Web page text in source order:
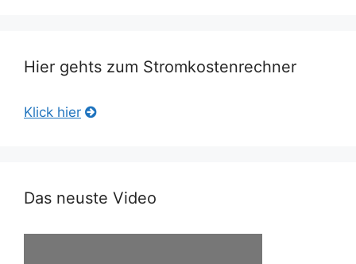
Hier gehts zum Stromkostenrechner
Klick hier
Das neuste Video